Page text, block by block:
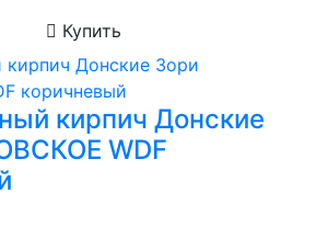
Купить
кирпич Донские
WDF